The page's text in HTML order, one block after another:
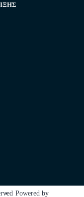
Powered by